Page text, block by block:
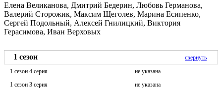
Елена Великанова, Дмитрий Бедерин, Любовь Германова,
Валерий Сторожик, Максим Щеголев, Марина Есипенко,
Сергей Подольный, Алексей Гнилицкий, Виктория
Герасимова, Иван Верховых
1 сезон
свернуть
1 сезон 4 серия
не указана
1 сезон 3 серия
не указана